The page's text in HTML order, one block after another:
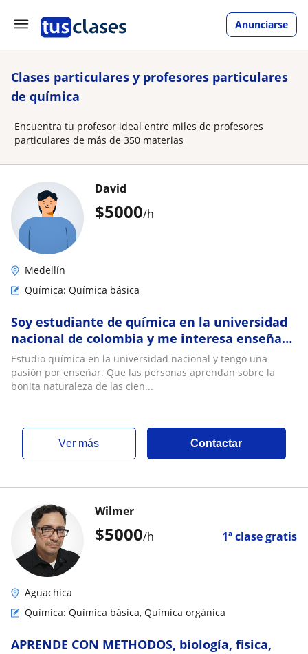
Anunciarse
Clases particulares y profesores particulares
de química
Encuentra tu profesor ideal entre miles de profesores
particulares de más de 350 materias
$5000/h
David
Medellín
Química: Química básica
Soy estudiante de química en la universidad
nacional de colombia y me interesa enseñar
tanto química o física
Estudio química en la universidad nacional y tengo una
pasión por enseñar. Que las personas aprendan sobre la
bonita naturaleza de las cien...
ver más Contactar
$5000/h 1ª clase gratis
Wilmer
Aguachica
Química: Química básica, Química orgánica
APRENDE CON METHODOS, biología, fisica,